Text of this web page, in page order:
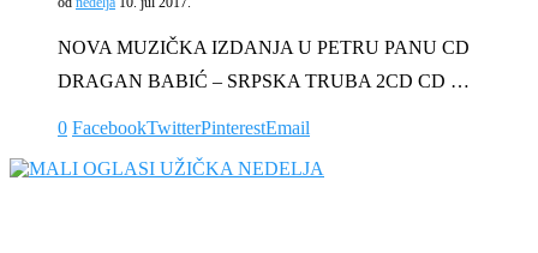
NOVA MUZIČKA IZDANJA U PETRU PANU CD
DRAGAN BABIĆ – SRPSKA TRUBA 2CD CD …
0 FacebookTwitterPinterestEmail